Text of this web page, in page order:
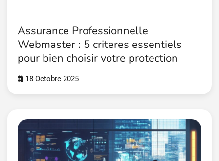
Assurance Professionnelle
Webmaster : 5 criteres essentiels
pour bien choisir votre protection
18 Octobre 2025